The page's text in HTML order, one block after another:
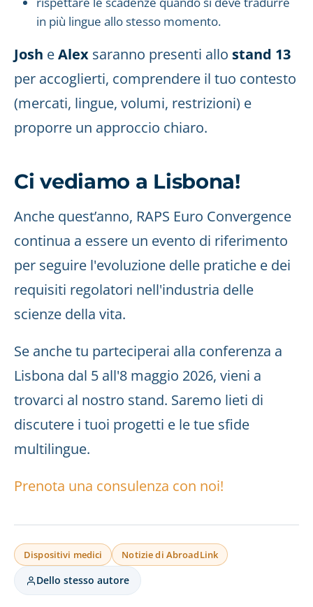
in più lingue allo stesso momento.
Josh eAlex saranno presenti allo stand 13
per accoglierti, comprendere il tuo contesto
(mercati, lingue, volumi, restrizioni) e
proporre un approccio chiaro.
Ci vediamo a Lisbona!
Anche quest’anno, RAPS Euro Convergence
continua a essere un evento di riferimento
per seguire l'evoluzione delle pratiche e dei
requisiti regolatori nell'industria delle
scienze della vita.
Se anche tu parteciperai alla conferenza a
Lisbona dal 5 all'8 maggio 2026, vieni a
trovarci al nostro stand. Saremo lieti di
discutere i tuoi progetti e le tue sfide
multilingue.
Prenota una consulenza con noi!
Dispositivi medici Notizie di AbroadLink
Dello stesso autore